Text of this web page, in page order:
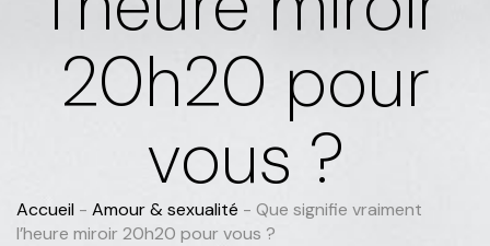
20h20 pour
vous ?
Accueil - Amour & sexualité - Que signifie vraiment
l’heure miroir 20h20 pour vous ?